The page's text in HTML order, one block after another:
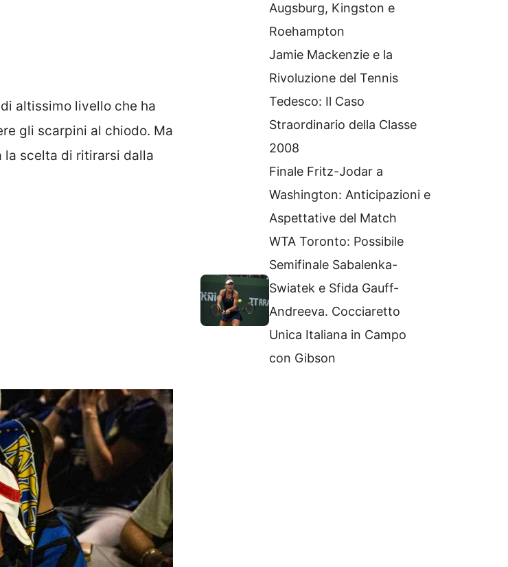
di altissimo livello che ha
gli scarpini al chiodo. Ma
la scelta di ritirarsi dalla
Augsburg, Kingston e
Roehampton
Jamie Mackenzie e la
Rivoluzione del Tennis
Tedesco: Il Caso
Straordinario della Classe
2008
Finale Fritz-Jodar a
Washington: Anticipazioni e
Aspettative del Match
WTA Toronto: Possibile
Semifinale Sabalenka-
Swiatek e Sfida Gauff-
Andreeva. Cocciaretto
Unica Italiana in Campo
con Gibson